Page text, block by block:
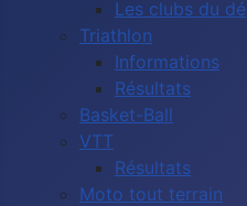
Les clubs du
Triathlon
Informations
Résultats
Basket-Ball
VTT
Résultats
Moto tout terrain